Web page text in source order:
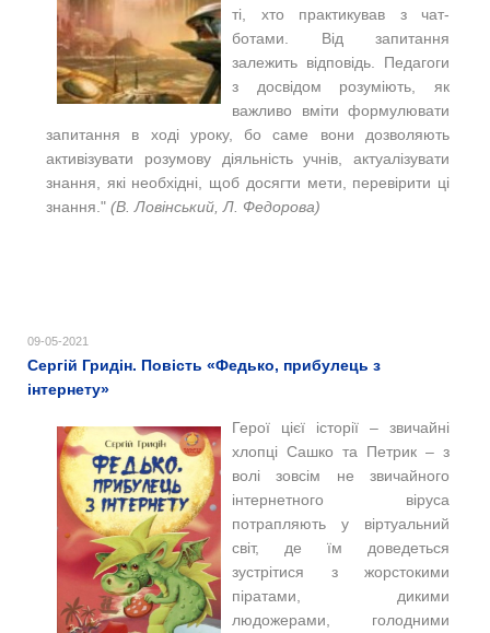
ті, хто практикував з чат-
ботами. Від запитання
залежить відповідь. Педагоги
з досвідом розуміють, як
важливо вміти формулювати
запитання в ході уроку, бо саме вони дозволяють
активізувати розумову діяльність учнів, актуалізувати
знання, які необхідні, щоб досягти мети, перевірити ці
знання." (В. Ловінський, Л. Федорова)
09-05-2021
Сергій Гридін. Повість «Федько, прибулець з
інтернету»
Герої цієї історії – звичайні
хлопці Сашко та Петрик – з
волі зовсім не звичайного
інтернетного віруса
потрапляють у віртуальний
світ, де їм доведеться
зустрітися з жорстокими
піратами, дикими
людожерами, голодними